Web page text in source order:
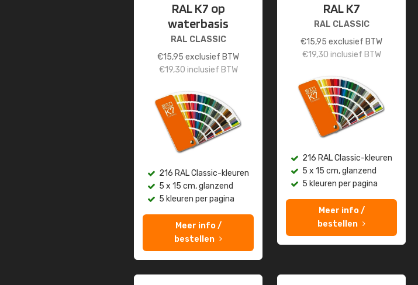
RAL K7 op
waterbasis
RAL CLASSIC
€15,95 exclusief BTW
€19,30 inclusief BTW
216 RAL Classic-kleuren
5 x 15 cm, glanzend
5 kleuren per pagina
Meer info /
bestellen
RAL K7
RAL CLASSIC
€15,95 exclusief BTW
€19,30 inclusief BTW
216 RAL Classic-kleuren
5 x 15 cm, glanzend
5 kleuren per pagina
Meer info /
bestellen